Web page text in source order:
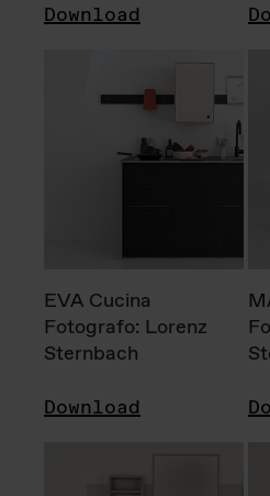
Download
EVA Cucina
Fotografo: Lorenz
Sternbach
Download